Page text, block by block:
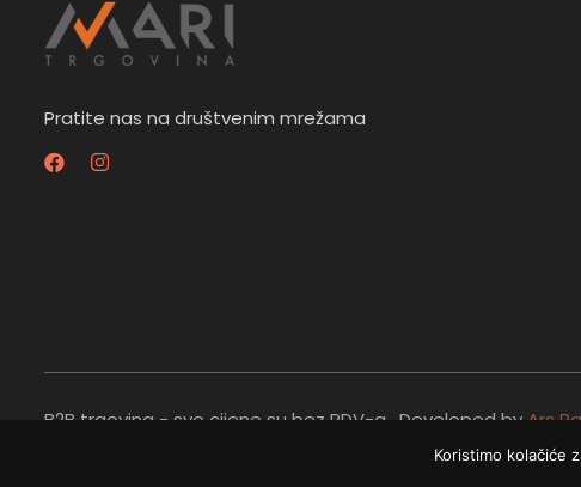
Pratite nas na društvenim mrežama
B2B trgovina - sve cijene su bez PDV-a. Developed by Ars
Koristimo kolačiće